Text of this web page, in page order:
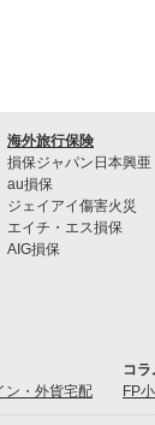
海外旅行保険
損保ジャパン日本興亜
au損保
ジェイアイ傷害火災
エイチ・エス損保
AIG損保
ン・外貨宅配
コラ
FP